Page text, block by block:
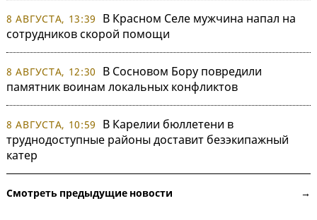
8 АВГУСТА, 13:39
В Красном Селе мужчина напал на
сотрудников скорой помощи
8 АВГУСТА, 12:30
В Сосновом Бору повредили
памятник воинам локальных конфликтов
8 АВГУСТА, 10:59
В Карелии бюллетени в
труднодоступные районы доставит безэкипажный
катер
Смотреть предыдущие новости →